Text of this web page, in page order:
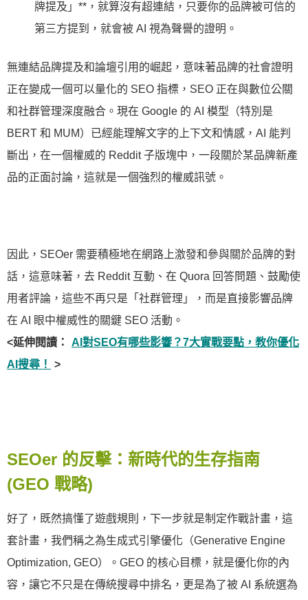
牌提及」**，就算沒有超連結，只要你的品牌被可信的
第三方提到，就會被 AI 視為聲譽的證明。
無連結品牌提及和論壇引用的崛起，意味著品牌的社會證明
正在變成一個可以量化的 SEO 指標，SEO 正在與數位公關
和社群管理深度融合。現在 Google 的 AI 模型（特別是
BERT 和 MUM）已經能理解文字的上下文和情感，AI 能判
斷出，在一個權威的 Reddit 子版塊中，一段關於某品牌新產
品的正面討論，這就是一個強烈的權威訊號。
因此，SEOer 需要積極地在網路上激發和參與關於品牌的對
話，這意味著，去 Reddit 互動、在 Quora 回答問題、鼓勵使
用者評論，這些不再只是「社群管理」，而是直接影響品牌
在 AI 眼中權威性的關鍵 SEO 活動。
<延伸閱讀：
AI對SEO有哪些影響？7大實戰要點，教你優化
AI搜尋！
>
SEOer 的反擊：新時代的生存指南
(GEO 戰略)
好了，既然搞懂了遊戲規則，下一步就是制定作戰計畫，這
套計畫，我們稱之為生成式引擎優化（Generative Engine
Optimization, GEO）。GEO 的核心目標，就是優化你的內
容，讓它不只是在傳統搜尋中排名，更是為了被 AI 系統選為